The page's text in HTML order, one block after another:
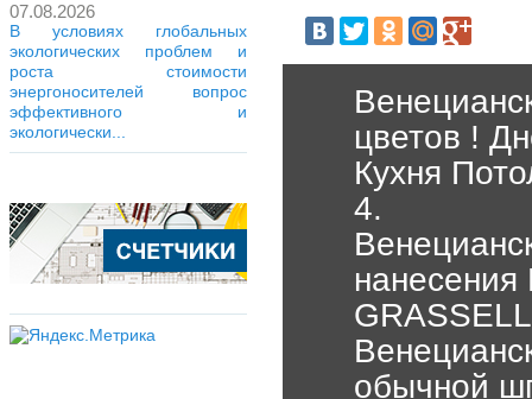
07.08.2026
В условиях глобальных
экологических проблем и
роста стоимости
энергоносителей вопрос
эффективного и
экологически...
цветов !
Кухня
4.
нанесения
обычной